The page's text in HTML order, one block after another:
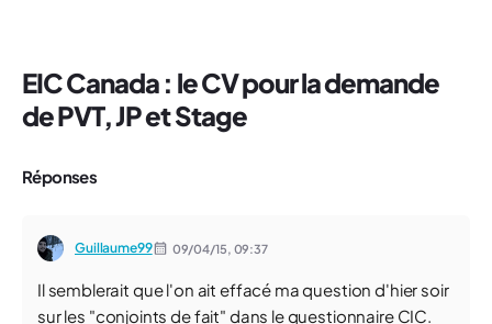
EIC Canada : le CV pour la demande
de PVT, JP et Stage
Réponses
Guillaume99 09/04/15, 09:37
Il semblerait que l'on ait effacé ma question d'hier soir
sur les "conjoints de fait" dans le questionnaire CIC.